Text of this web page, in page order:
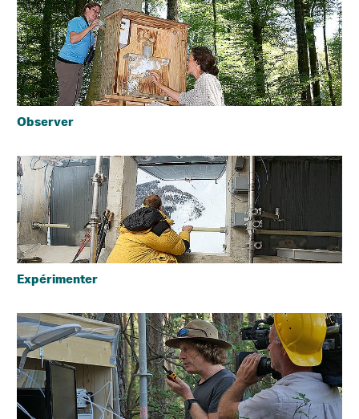
Observer
Expérimenter